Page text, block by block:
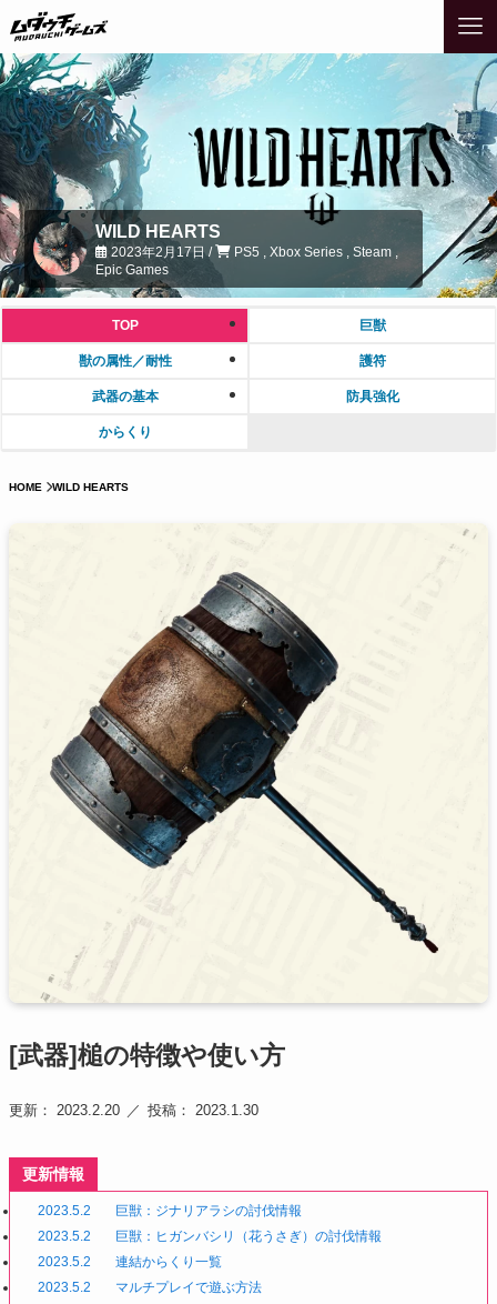
WILD HEARTS
2023年2月17日 /
PS5 , Xbox Series , Steam ,
Epic Games
TOP 巨獣
獣の属性／耐性 護符
武器の基本 防具強化
からくり
HOME WILD HEARTS
[武器]槌の特徴や使い方
更新： 2023.2.20 投稿： 2023.1.30
更新情報
2023.5.2
巨獣：ジナリアラシの討伐情報
2023.5.2
巨獣：ヒガンバシリ（花うさぎ）の討伐情報
2023.5.2
連結からくり一覧
2023.5.2
マルチプレイで遊ぶ方法